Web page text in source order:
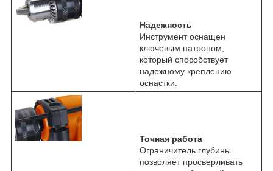
Надежность
Инструмент оснащен
ключевым патроном,
который способствует
надежному креплению
оснастки.
Точная работа
Ограничитель глубины
позволяет просверливать